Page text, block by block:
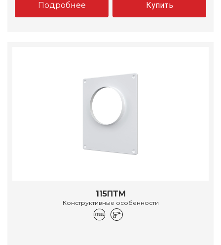
Подробнее Купить
115ПТМ
Конструктивные особенности